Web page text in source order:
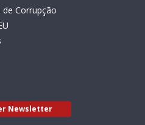
de Corrupção
Newsletter